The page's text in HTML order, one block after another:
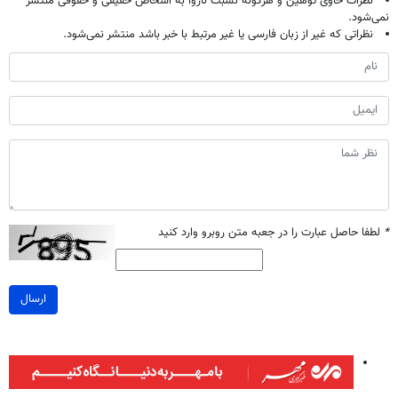
نمی‌شود.
نظراتی که غیر از زبان فارسی یا غیر مرتبط با خبر باشد منتشر نمی‌شود.
* لطفا حاصل عبارت را در جعبه متن روبرو وارد کنید
ارسال